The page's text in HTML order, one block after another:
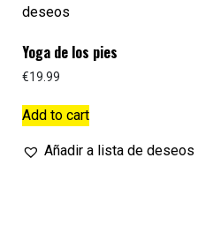
deseos
Yoga de los pies
€19.99
Add to cart
Añadir a lista de deseos